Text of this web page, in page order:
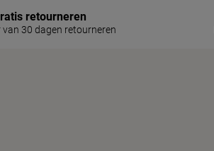
retourneren
van 30 dagen retourneren